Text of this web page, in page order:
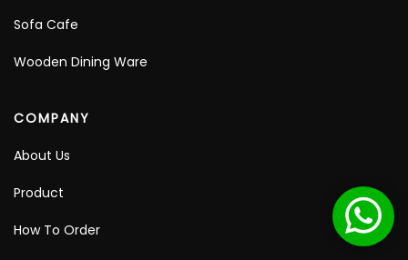
Sofa Cafe
Wooden Dining Ware
COMPANY
About Us
Product
How To Order